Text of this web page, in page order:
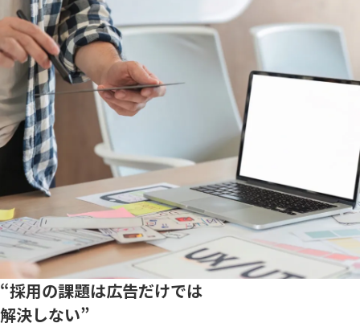
“採用の課題は広告だけでは
解決しない”